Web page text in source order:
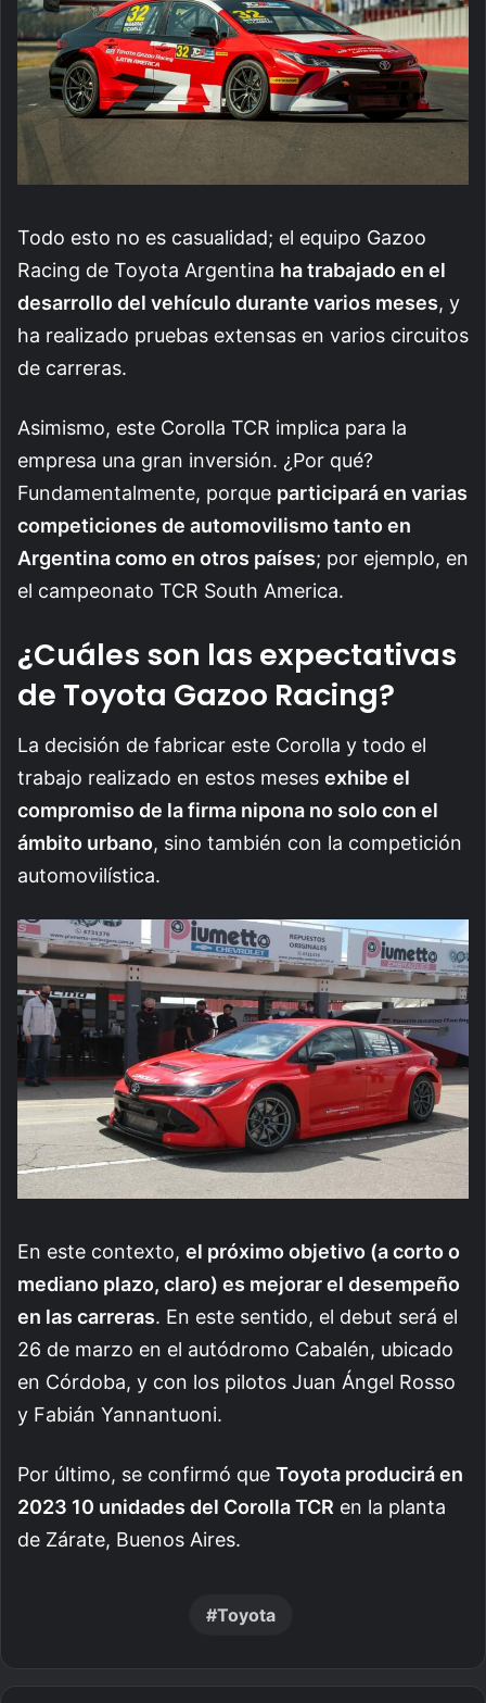
Todo esto no es casualidad; el equipo Gazoo
Racing de Toyota Argentina ha trabajado en el
desarrollo del vehículo durante varios meses, y
ha realizado pruebas extensas en varios circuitos
de carreras.
Asimismo, este Corolla TCR implica para la
empresa una gran inversión. ¿Por qué?
Fundamentalmente, porque participará en varias
competiciones de automovilismo tanto en
Argentina como en otros países; por ejemplo, en
el campeonato TCR South America.
¿Cuáles son las expectativas
de Toyota Gazoo Racing?
La decisión de fabricar este Corolla y todo el
trabajo realizado en estos meses exhibe el
compromiso de la firma nipona no solo con el
ámbito urbano, sino también con la competición
automovilística.
En este contexto, el próximo objetivo (a corto o
mediano plazo, claro) es mejorar el desempeño
en las carreras. En este sentido, el debut será el
26 de marzo en el autódromo Cabalén, ubicado
en Córdoba, y con los pilotos Juan Ángel Rosso
y Fabián Yannantuoni.
Por último, se confirmó que Toyota producirá en
2023 10 unidades del Corolla TCR en la planta
de Zárate, Buenos Aires.
Toyota